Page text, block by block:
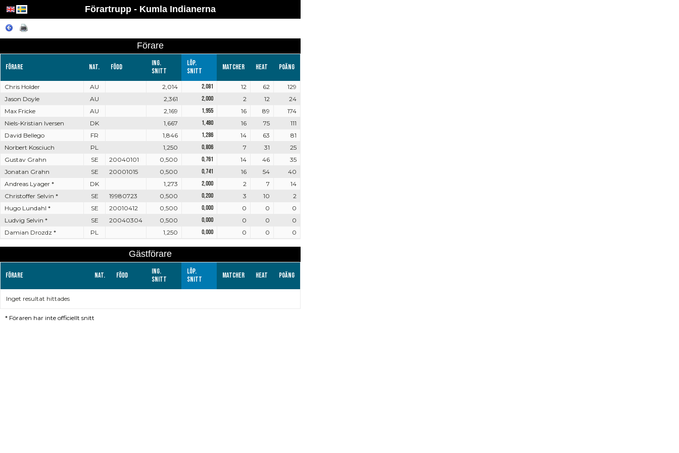
Förartrupp - Kumla Indianerna
Förare
Förare Nat. Född
Ing.
snitt
Löp.
snitt
Matcher Heat Poäng
Chris Holder AU 2,014 2,081 12 62
129
Jason Doyle
AU 2,361 2,000 2 12
24
Max Fricke
AU 2,169 1,955 16 89
174
Niels-Kristian Iversen
DK 1,667 1,480 16 75
111
David Bellego
FR 1,846 1,286 14 63
81
Norbert Kosciuch
PL 1,250 0,806 7 31
25
Gustav Grahn
SE 20040101 0,500 0,761 14 46
35
Jonatan Grahn
SE 20001015 0,500 0,741 16 54
40
Andreas Lyager *
DK 1,273 2,000 2 7
14
Christoffer Selvin *
SE 19980723 0,500 0,200 3 10
2
Hugo Lundahl *
SE 20010412 0,500 0,000 0 0
0
Ludvig Selvin *
SE 20040304 0,500 0,000 0 0
0
Damian Drozdz *
PL 1,250 0,000 0 0 0
Gästförare
Förare Nat. Född
Ing.
snitt
Löp.
snitt
Matcher Heat Poäng
Inget resultat hittades
* Föraren har inte officiellt snitt